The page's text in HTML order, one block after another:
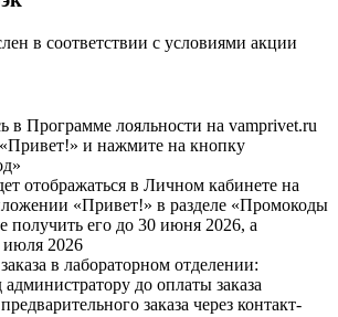
в соответствии с условиями акции
в Программе лояльности на vamprivet.ru
и нажмите на кнопку
отображаться в Личном кабинете на
«Привет!» в разделе «Промокоды
получить его до 30 июня 2026, а
июля 2026
в лабораторном отделении:
до оплаты заказа
заказа через контакт-